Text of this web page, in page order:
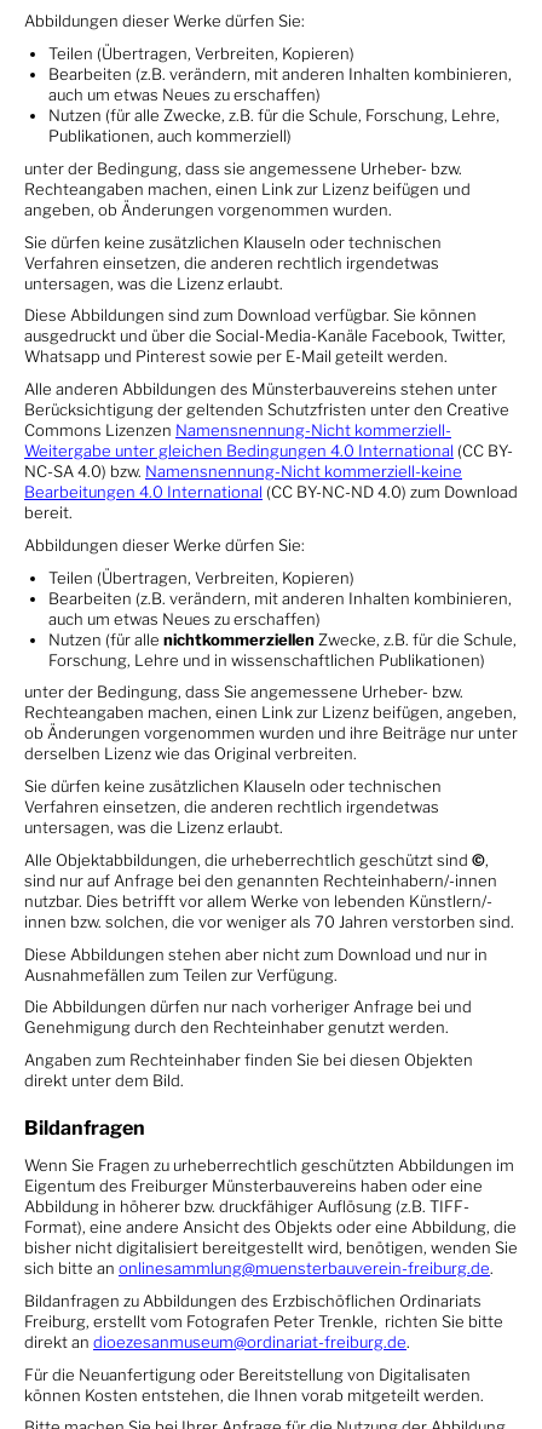
Abbildungen dieser Werke dürfen Sie:
Teilen (Übertragen, Verbreiten, Kopieren)
Bearbeiten (z.B. verändern, mit anderen Inhalten kombinieren,
auch um etwas Neues zu erschaffen)
Nutzen (für alle Zwecke, z.B. für die Schule, Forschung, Lehre,
Publikationen, auch kommerziell)
unter der Bedingung, dass sie angemessene Urheber- bzw.
Rechteangaben machen, einen Link zur Lizenz beifügen und
angeben, ob Änderungen vorgenommen wurden.
Sie dürfen keine zusätzlichen Klauseln oder technischen
Verfahren einsetzen, die anderen rechtlich irgendetwas
untersagen, was die Lizenz erlaubt.
Diese Abbildungen sind zum Download verfügbar. Sie können
ausgedruckt und über die Social-Media-Kanäle Facebook, Twitter,
Whatsapp und Pinterest sowie per E-Mail geteilt werden.
Alle anderen Abbildungen des Münsterbauvereins stehen unter
Berücksichtigung der geltenden Schutzfristen unter den Creative
Commons Lizenzen Namensnennung-Nicht kommerziell-
Weitergabe unter gleichen Bedingungen 4.0 International (CC BY-
NC-SA 4.0) bzw. Namensnennung-Nicht kommerziell-keine
Bearbeitungen 4.0 International (CC BY-NC-ND 4.0) zum Download
bereit.
Abbildungen dieser Werke dürfen Sie:
Teilen (Übertragen, Verbreiten, Kopieren)
Bearbeiten (z.B. verändern, mit anderen Inhalten kombinieren,
auch um etwas Neues zu erschaffen)
Nutzen (für alle nichtkommerziellenZwecke, z.B. für die Schule,
Forschung, Lehre und in wissenschaftlichen Publikationen)
unter der Bedingung, dass Sie angemessene Urheber- bzw.
Rechteangaben machen, einen Link zur Lizenz beifügen, angeben,
ob Änderungen vorgenommen wurden und ihre Beiträge nur unter
derselben Lizenz wie das Original verbreiten.
Sie dürfen keine zusätzlichen Klauseln oder technischen
Verfahren einsetzen, die anderen rechtlich irgendetwas
untersagen, was die Lizenz erlaubt.
Alle Objektabbildungen, die urheberrechtlich geschützt sind ©,
sind nur auf Anfrage bei den genannten Rechteinhabern/-innen
nutzbar. Dies betrifft vor allem Werke von lebenden Künstlern/-
innen bzw. solchen, die vor weniger als 70 Jahren verstorben sind.
Diese Abbildungen stehen aber nicht zum Download und nur in
Ausnahmefällen zum Teilen zur Verfügung.
Die Abbildungen dürfen nur nach vorheriger Anfrage bei und
Genehmigung durch den Rechteinhaber genutzt werden.
Angaben zum Rechteinhaber finden Sie bei diesen Objekten
direkt unter dem Bild.
Bildanfragen
Wenn Sie Fragen zu urheberrechtlich geschützten Abbildungen im
Eigentum des Freiburger Münsterbauvereins haben oder eine
Abbildung in höherer bzw. druckfähiger Auflösung (z.B. TIFF-
Format), eine andere Ansicht des Objekts oder eine Abbildung, die
bisher nicht digitalisiert bereitgestellt wird, benötigen, wenden Sie
sich bitte an onlinesammlung@muensterbauverein-freiburg.de.
Bildanfragen zu Abbildungen des Erzbischöflichen Ordinariats
Freiburg, erstellt vom Fotografen Peter Trenkle, richten Sie bitte
direkt an dioezesanmuseum@ordinariat-freiburg.de.
Für die Neuanfertigung oder Bereitstellung von Digitalisaten
können Kosten entstehen, die Ihnen vorab mitgeteilt werden.